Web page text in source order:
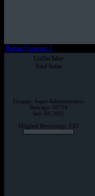
Beitrag Nummer: 2
UnDerTaker
Total Satan
Gruppe: Super Administrators
Beiträge: 10724
Seit: 04.2002
Mitglied Bewertung: 4.83